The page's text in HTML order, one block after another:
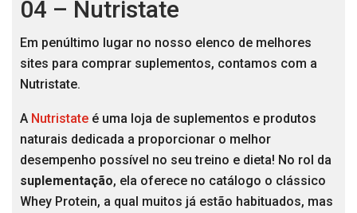
04 – Nutristate
Em penúltimo lugar no nosso elenco de melhores
sites para comprar suplementos, contamos com a
Nutristate.
A Nutristate é uma loja de suplementos e produtos
naturais dedicada a proporcionar o melhor
desempenho possível no seu treino e dieta! No rol da
suplementação, ela oferece no catálogo o clássico
Whey Protein, a qual muitos já estão habituados, mas